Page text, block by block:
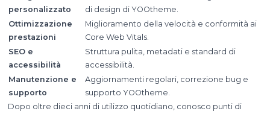
personalizzato
di design di YOOtheme.
Ottimizzazione
prestazioni
Miglioramento della velocità e conformità ai
Core Web Vitals.
SEO e
accessibilità
Struttura pulita, metadati e standard di
accessibilità.
Manutenzione e
supporto
Aggiornamenti regolari, correzione bug e
supporto YOOtheme.
Dopo oltre dieci anni di utilizzo quotidiano, conosco punti di